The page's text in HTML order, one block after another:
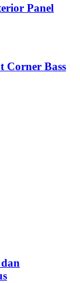
Panel
Corner Bass